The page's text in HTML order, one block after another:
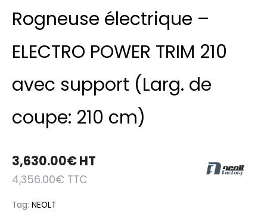
Rogneuse électrique –
ELECTRO POWER TRIM 210
avec support (Larg. de
coupe: 210 cm)
3,630.00€HT
4,356.00€ TTC
Tag: NEOLT